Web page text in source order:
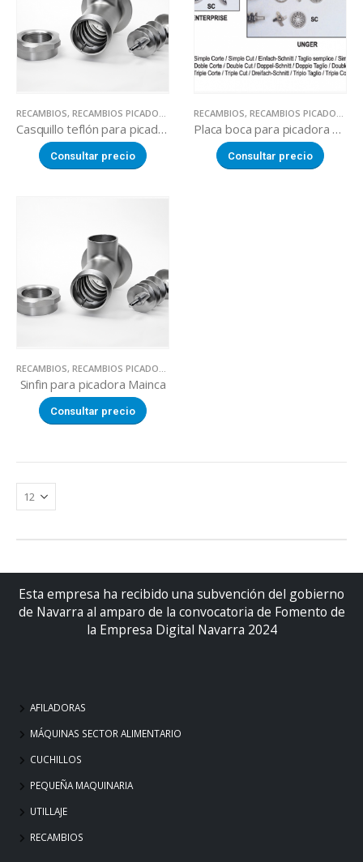
RECAMBIOS, RECAMBIOS PICADORAS DE CARNE
Casquillo teflón para picadora Mainca
Consultar precio
RECAMBIOS, RECAMBIOS PICADORAS DE CARNE
Placa boca para picadora Mainca
Consultar precio
RECAMBIOS, RECAMBIOS PICADORAS DE CARNE
Sinfin para picadora Mainca
Consultar precio
Esta empresa ha recibido una subvención del gobierno
de Navarra al amparo de la convocatoria de Fomento de
la Empresa Digital Navarra 2024
AFILADORAS
MÁQUINAS SECTOR ALIMENTARIO
CUCHILLOS
PEQUEÑA MAQUINARIA
UTILLAJE
RECAMBIOS